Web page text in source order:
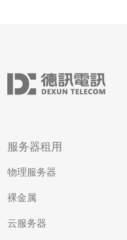
服务器租用
物理服务器
裸金属
云服务器